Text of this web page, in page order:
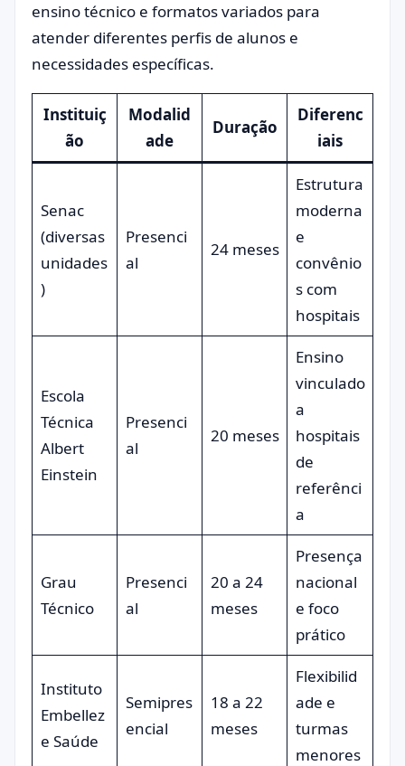
ensino técnico e formatos variados para
atender diferentes perfis de alunos e
necessidades específicas.
Instituiç
ão
Modalid
ade
Duração
Diferenc
iais
Senac
(diversas
unidades
)
Presenci
al
24 meses
Estrutura
moderna
e
convênio
s com
hospitais
Escola
Técnica
Albert
Einstein
Presenci
al
20 meses
Ensino
vinculado
a
hospitais
de
referênci
a
Grau
Técnico
Presenci
al
20 a 24
meses
Presença
nacional
e foco
prático
Instituto
Embellez
e Saúde
Semipres
encial
18 a 22
meses
Flexibilid
ade e
turmas
menores